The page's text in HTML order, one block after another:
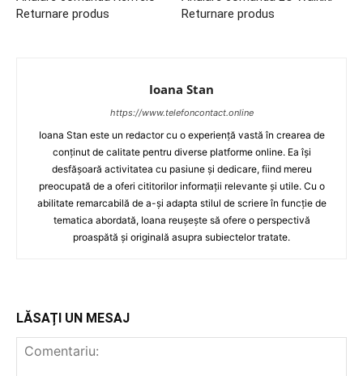
Returnare produs
Returnare produs
Ioana Stan
https://www.telefoncontact.online
Ioana Stan este un redactor cu o experiență vastă în crearea de
conținut de calitate pentru diverse platforme online. Ea își
desfășoară activitatea cu pasiune și dedicare, fiind mereu
preocupată de a oferi cititorilor informații relevante și utile. Cu o
abilitate remarcabilă de a-și adapta stilul de scriere în funcție de
tematica abordată, Ioana reușește să ofere o perspectivă
proaspătă și originală asupra subiectelor tratate.
LĂSAȚI UN MESAJ